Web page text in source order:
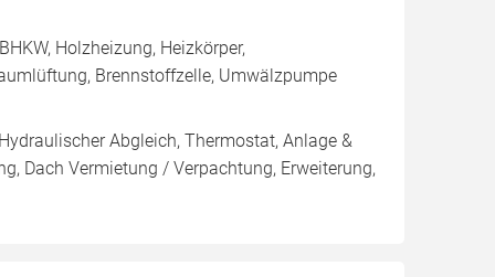
Holzheizung, Heizkörper,
Brennstoffzelle, Umwälzpumpe
Abgleich, Thermostat, Anlage &
Dach Vermietung / Verpachtung, Erweiterung,